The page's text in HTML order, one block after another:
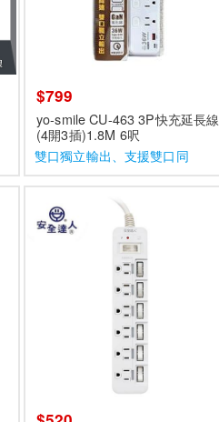
$799
yo-smile CU-463 3P快充延長線
(4開3插)1.8M 6呎
雙口獨立輸出、支援雙口同
時充電不降速